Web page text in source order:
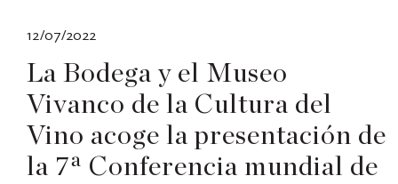
12/07/2022
La Bodega y el Museo
Vivanco de la Cultura del
Vino acoge la presentación de
la 7ª Conferencia mundial de